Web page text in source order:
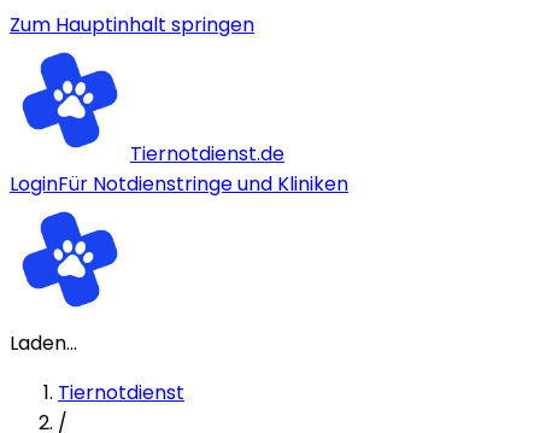
Zum Hauptinhalt springen
Tiernotdienst.de
LoginFür Notdienstringe und Kliniken
Laden...
Tiernotdienst
/